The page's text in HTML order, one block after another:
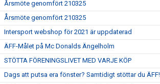
Årsmöte genomfört 210325
Årsmöte genomfört 210325
Intersport webshop för 2021 är uppdaterad
ÄFF-Målet på Mc Donalds Ängelholm
STÖTTA FÖRENINGSLIVET MED VARJE KÖP
Dags att putsa era fönster? Samtidigt stöttar du ÄFF!